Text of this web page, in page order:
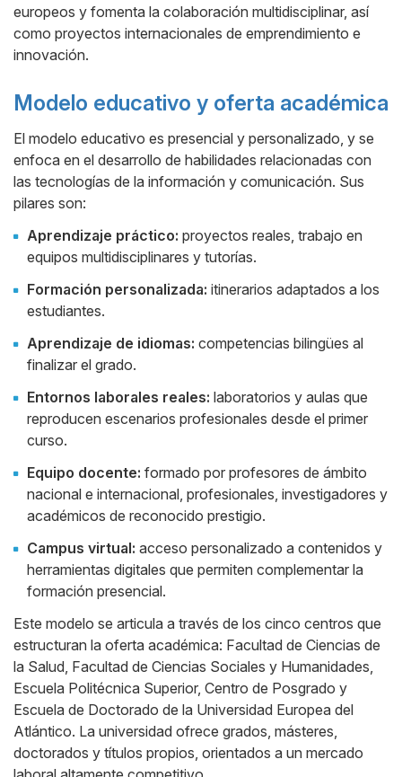
europeos y fomenta la colaboración multidisciplinar, así
como proyectos internacionales de emprendimiento e
innovación.
Modelo educativo y oferta académica
El modelo educativo es presencial y personalizado, y se
enfoca en el desarrollo de habilidades relacionadas con
las tecnologías de la información y comunicación. Sus
pilares son:
Aprendizaje práctico: proyectos reales, trabajo en
equipos multidisciplinares y tutorías.
Formación personalizada: itinerarios adaptados a los
estudiantes.
Aprendizaje de idiomas: competencias bilingües al
finalizar el grado.
Entornos laborales reales: laboratorios y aulas que
reproducen escenarios profesionales desde el primer
curso.
Equipo docente: formado por profesores de ámbito
nacional e internacional, profesionales, investigadores y
académicos de reconocido prestigio.
Campus virtual: acceso personalizado a contenidos y
herramientas digitales que permiten complementar la
formación presencial.
Este modelo se articula a través de los cinco centros que
estructuran la oferta académica: Facultad de Ciencias de
la Salud, Facultad de Ciencias Sociales y Humanidades,
Escuela Politécnica Superior, Centro de Posgrado y
Escuela de Doctorado de la Universidad Europea del
Atlántico. La universidad ofrece grados, másteres,
doctorados y títulos propios, orientados a un mercado